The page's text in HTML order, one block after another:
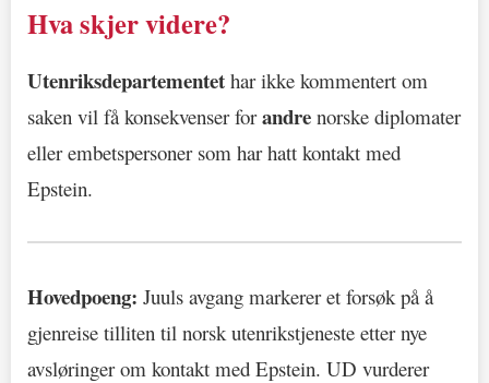
Hva skjer videre?
Utenriksdepartementet har ikke kommentert om
saken vil få konsekvenser forandre norske diplomater
eller embetspersoner som har hatt kontakt med
Epstein.
Hovedpoeng: Juuls avgang markerer et forsøk på å
gjenreise tilliten til norsk utenrikstjeneste etter nye
avsløringer om kontakt med Epstein. UD vurderer